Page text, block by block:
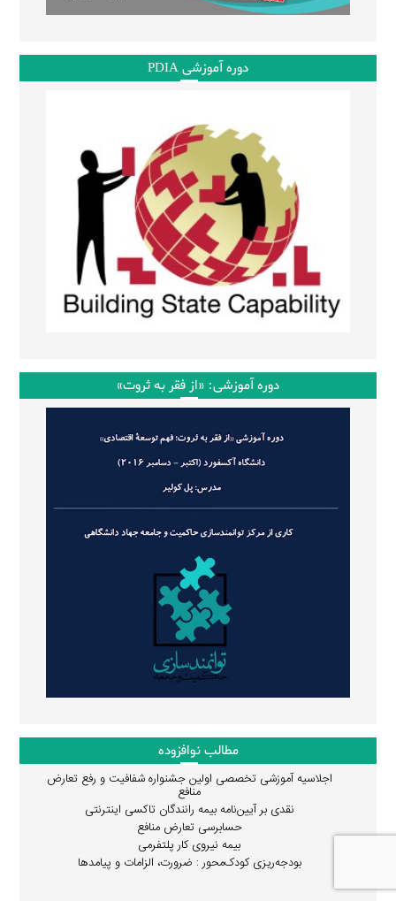
دوره آموزشی PDIA
دوره آموزشی: «از فقر به ثروت»
مطالب نوافزوده
اجلاسیه آموزشی تخصصی اولین جشنواره شفافیت و رفع تعارض
منافع
نقدی بر آیین‌نامه بیمه رانندگان تاکسی اینترنتی
حسابرسی تعارض منافع
بیمه نیروی کار پلتفرمی
بودجه‌ریزی کودک‌محور : ضرورت، الزامات و پیامدها